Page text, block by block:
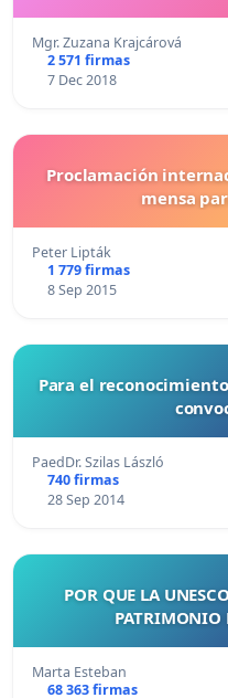
Mgr. Zuzana Krajcárová
2 571 firmas
7 Dec 2018
Proclamación
mensa
Peter Lipták
1 779 firmas
8 Sep 2015
Para el
PaedDr. Szilas László
740 firmas
28 Sep 2014
POR QUE LA
PATRIMONIO
Marta Esteban
68 363 firmas